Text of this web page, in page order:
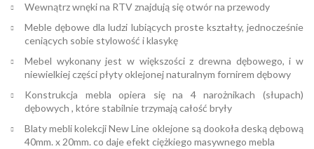
Wewnątrz wnęki na RTV znajdują się otwór na przewody
Meble dębowe dla ludzi lubiących proste kształty, jednocześnie
ceniących sobie stylowość i klasykę
Mebel wykonany jest w większości z drewna dębowego, i w
niewielkiej części płyty oklejonej naturalnym fornirem dębowy
Konstrukcja mebla opiera się na 4 narożnikach (słupach)
dębowych , które stabilnie trzymają całość bryły
Blaty mebli kolekcji New Line oklejone są dookoła deską dębową
40mm. x 20mm. co daje efekt ciężkiego masywnego mebla